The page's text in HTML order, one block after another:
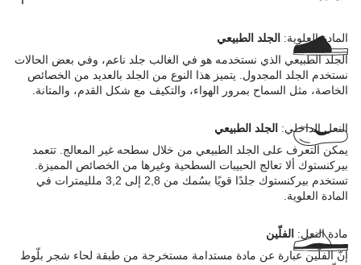
المادة العلوية: الجلد الطبيعي
الجلد الطبيعي الذي نستخدمه هو في الغالب جلد ناعم، وفي بعض الحالات
نستخدم الجلد المجدول. يتميز هذا النوع من الجلد بالعديد من الخصائص
الخاصة، مثل السماح بمرور الهواء، والتكيف مع شكل القدم، والمتانة.
النعل الداخلي: الجلد الطبيعي
يمكن التعرف على الجلد الطبيعي من خلال سطحه غير المعالج. تتعمد
بيركنستوك ألا تعالج الحبيبات السطحية وغيرها من الخصائص المميزة.
تستخدم بيركنستوك جلدًا قويًا بسُمك من 2,8 إلى 3,2 ملليمترات في
المادة العلوية.
مادة النعل: الفلّين
إنّ الفلّين عبارة عن مادة مستدامة مستخرجة من طبقة لحاء شجر بلّوط